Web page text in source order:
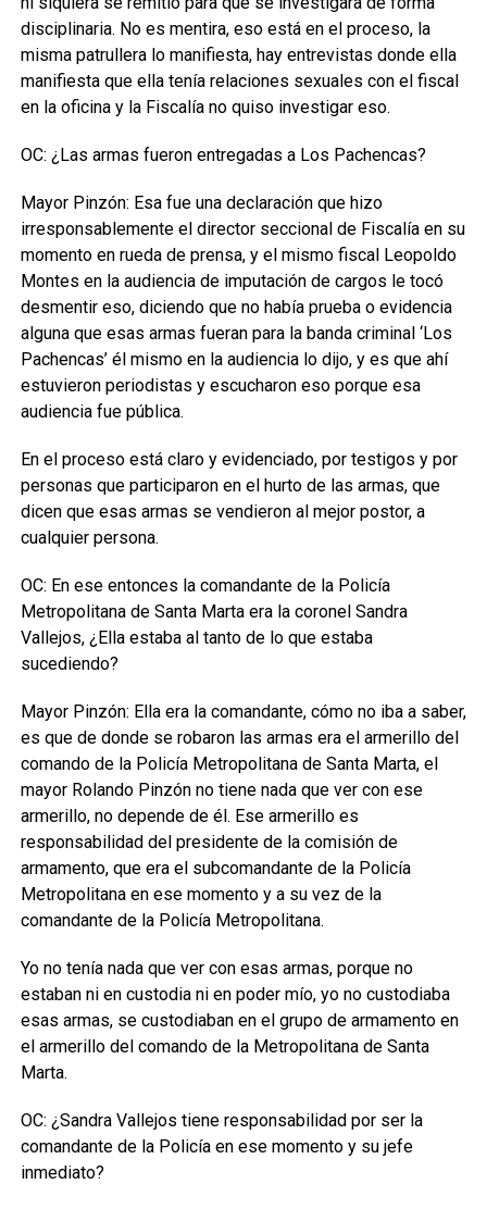
disciplinaria. No es mentira, eso está en el proceso, la
misma patrullera lo manifiesta, hay entrevistas donde ella
manifiesta que ella tenía relaciones sexuales con el fiscal
en la oficina y la Fiscalía no quiso investigar eso.
OC: ¿Las armas fueron entregadas a Los Pachencas?
Mayor Pinzón: Esa fue una declaración que hizo
irresponsablemente el director seccional de Fiscalía en su
momento en rueda de prensa, y el mismo fiscal Leopoldo
Montes en la audiencia de imputación de cargos le tocó
desmentir eso, diciendo que no había prueba o evidencia
alguna que esas armas fueran para la banda criminal ‘Los
Pachencas’ él mismo en la audiencia lo dijo, y es que ahí
estuvieron periodistas y escucharon eso porque esa
audiencia fue pública.
En el proceso está claro y evidenciado, por testigos y por
personas que participaron en el hurto de las armas, que
dicen que esas armas se vendieron al mejor postor, a
cualquier persona.
OC: En ese entonces la comandante de la Policía
Metropolitana de Santa Marta era la coronel Sandra
Vallejos, ¿Ella estaba al tanto de lo que estaba
sucediendo?
Mayor Pinzón: Ella era la comandante, cómo no iba a saber,
es que de donde se robaron las armas era el armerillo del
comando de la Policía Metropolitana de Santa Marta, el
mayor Rolando Pinzón no tiene nada que ver con ese
armerillo, no depende de él. Ese armerillo es
responsabilidad del presidente de la comisión de
armamento, que era el subcomandante de la Policía
Metropolitana en ese momento y a su vez de la
comandante de la Policía Metropolitana.
Yo no tenía nada que ver con esas armas, porque no
estaban ni en custodia ni en poder mío, yo no custodiaba
esas armas, se custodiaban en el grupo de armamento en
el armerillo del comando de la Metropolitana de Santa
Marta.
OC: ¿Sandra Vallejos tiene responsabilidad por ser la
comandante de la Policía en ese momento y su jefe
inmediato?